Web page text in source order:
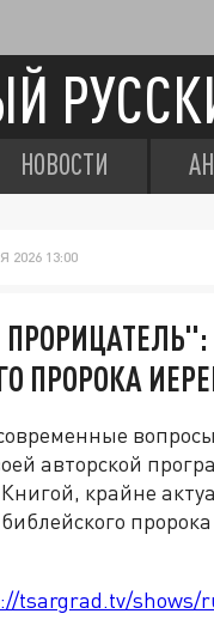
НОВОСТИ
2026 13:00
ПРОРОКА
авторской
крайне
tsargrad.tv/shows/